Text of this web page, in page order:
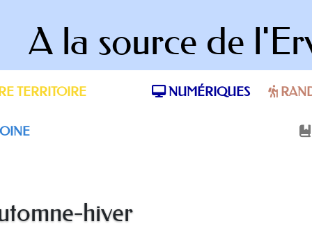
A la source de
TERRITOIRE NUMÉRIQUES
hiver